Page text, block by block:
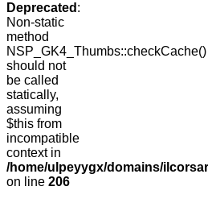
Deprecated :
Non-static
method
NSP_GK4_Thumbs::checkCache()
should not
be called
statically,
assuming
$this from
incompatible
context in
/home/ulpeyygx/domains/
on line 206